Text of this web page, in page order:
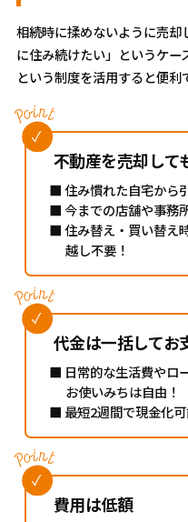
相続時に揉めないように売却
に住み続けたい」というケー
という制度を活用すると便利
不動産を売却して
■ 住み慣れた自宅から
■ 今までの店舗や事務
■ 住み替え・買い替え
越し不要！
代金は一括してお
■ 日常的な生活費やロ
お使いみちは自由！
■ 最短2週間で現金化
費用は低額